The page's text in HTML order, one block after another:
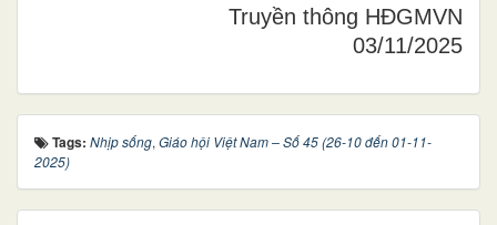
Truyền thông HĐGMVN
03/11/2025
Tags: Nhịp sống, Giáo hội Việt Nam – Số 45 (26-10 đến 01-11-
2025)